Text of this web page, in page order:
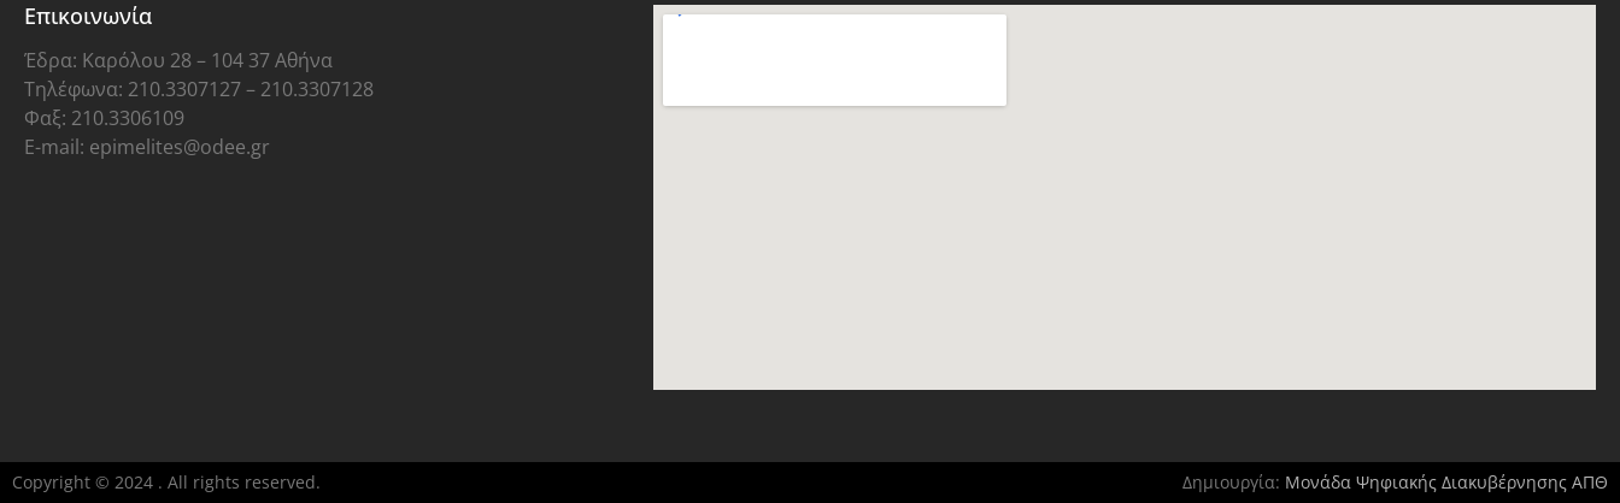
Επικοινωνία
Έδρα: Καρόλου 28 – 104 37 Αθήνα
Τηλέφωνα: 210.3307127 – 210.3307128
Φαξ: 210.3306109
E-mail: epimelites@odee.gr
Copyright © 2024 . All rights reserved. Δημιουργία: Μονάδα Ψηφιακής Διακυβέρνησης ΑΠΘ